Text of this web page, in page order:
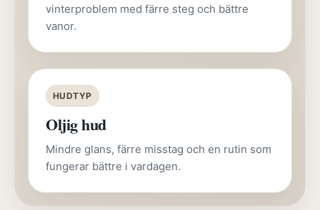
vinterproblem med färre steg och bättre
vanor.
HUDTYP
Oljig hud
Mindre glans, färre misstag och en rutin som
fungerar bättre i vardagen.